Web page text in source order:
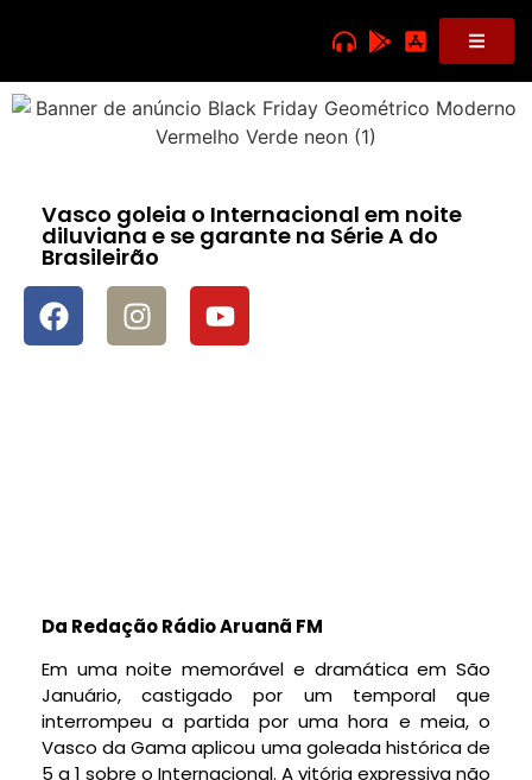
Vasco goleia o Internacional em noite
diluviana e se garante na Série A do
Brasileirão
Da Redação Rádio Aruanã FM
Em uma noite memorável e dramática em São
Januário, castigado por um temporal que
interrompeu a partida por uma hora e meia, o
Vasco da Gama aplicou uma goleada histórica de
5 a 1 sobre o Internacional. A vitória expressiva não